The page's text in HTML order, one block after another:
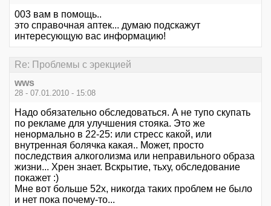
003 вам в помощь..
это справочная аптек... думаю подскажут
интересующую вас информацию!
Re: Проблемы с эрекцией
wws
28 - 07.01.2010 - 15:08
Надо обязательно обследоваться. А не тупо скупать
по рекламе для улучшения стояка. Это же
ненормально в 22-25: или стресс какой, или
внутренная болячка какая.. Может, просто
последствия алкоголизма или неправильного образа
жизни... Хрен знает. Вскрытие, тьху, обследование
покажет :)
Мне вот больше 52х, никогда таких проблем не было
и нет пока почему-то...